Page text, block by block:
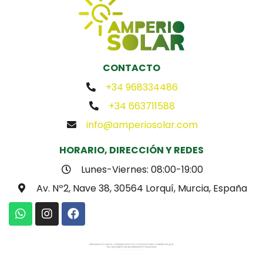
CONTACTO
+34 968334486
+34 663711588
info@amperiosolar.com
HORARIO, DIRECCIÓN Y REDES
Lunes-Viernes: 08:00-19:00
Av. Nº2, Nave 38, 30564 Lorquí, Murcia, España